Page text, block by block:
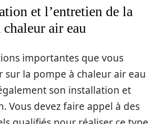
et l’entretien de la
air eau
importantes que vous
sur la pompe à chaleur air eau
son installation et
Vous devez faire appel à des